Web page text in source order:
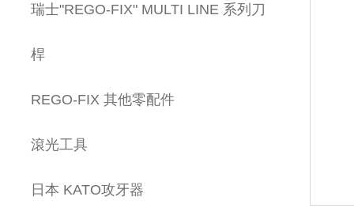
瑞士"REGO-FIX" MULTI LINE 系列刀
桿
REGO-FIX 其他零配件
滾光工具
日本 KATO攻牙器